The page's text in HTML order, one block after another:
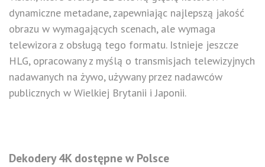
dynamiczne metadane, zapewniając najlepszą jakość
obrazu w wymagających scenach, ale wymaga
telewizora z obsługą tego formatu. Istnieje jeszcze
HLG, opracowany z myślą o transmisjach telewizyjnych
nadawanych na żywo, używany przez nadawców
publicznych w Wielkiej Brytanii i Japonii.
Dekodery 4K dostępne w Polsce